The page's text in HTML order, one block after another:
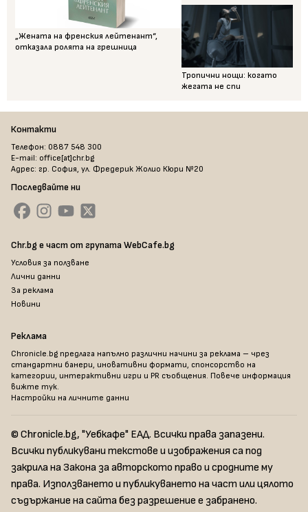
„Жената на френския лейтенант“,
отказала ролята на грешница
Тропични нощи: когато
жегата не спи
Контакти
Телефон: 0887 548 300
E-mail: office[at]chr.bg
Адрес: гр. София, ул. Фредерик Жолио Кюри №20
Последвайте ни
Chr.bg е част от групата WebCafe.bg
Условия за ползване
Лични данни
За реклама
Новини
Реклама
Chronicle.bg предлага напълно различни начини за реклама – чрез
стандартни банери, иновативни формати, спонсорство на
категории, интерактивни игри и PR съобщения. Повече информация
вижте тук.
Настройки на личните данни
© Chronicle.bg, "Уебкафе" ЕАД. Всички права запазени.
Всички публикувани текстове и изображения са под
закрила на Закона за авторското право и сродните му
права. Използването и публикуването на част или цялото
съдържание на сайта без разрешение е забранено.